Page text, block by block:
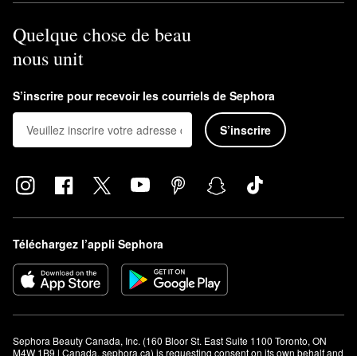
Quelque chose de beau
nous unit
S’inscrire pour recevoir les courriels de Sephora
S’inscrire
Téléchargez l’appli Sephora
Sephora Beauty Canada, Inc. (160 Bloor St. East Suite 1100 Toronto, ON
M4W 1B9 | Canada, sephora.ca) is requesting consent on its own behalf and